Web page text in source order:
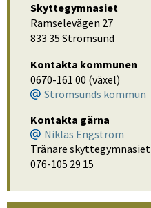
Skyttegymnasiet
Ramselevägen 27
833 35 Strömsund
Kontakta kommunen
0670-161 00 (växel)
Strömsunds kommun
Kontakta gärna
Niklas Engström
Tränare skyttegymnasiet
076-105 29 15